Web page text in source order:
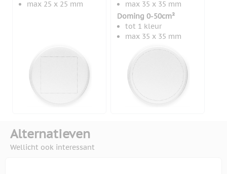
max 25 x 25 mm
max 35 x 35 mm
Doming 0-50cm²
tot 1 kleur
max 35 x 35 mm
Alternatieven
Wellicht ook interessant